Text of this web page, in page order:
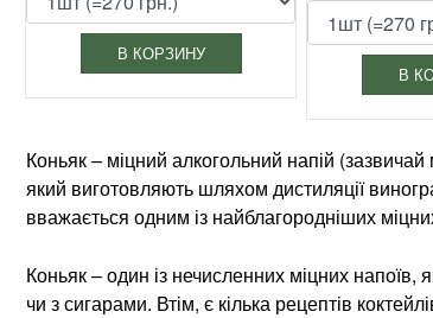
В КОРЗИНУ
В
Коньяк – міцний алкогольний напій
який виготовляють шляхом дистиляції
вважається одним із найблагородніших
Коньяк – один із нечисленних міцних
чи з сигарами. Втім, є кілька рецептів